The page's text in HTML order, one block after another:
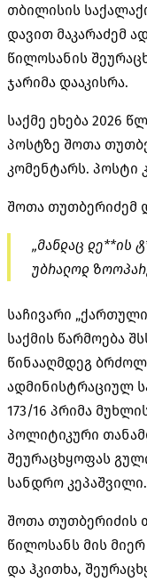
თბილისის
დავით მაკარაძემ
წილოსანის
ჯარიმა დააკისრა.
საქმე ეხება 2026
პოსტზე შოთა
კომენტარს. პოსტი
შოთა თუთბერიძემ
„მანდაც დე**ის
უბრალოდ
საჩივარი
საქმის წარმოება
წინააღმდეგ
ადმინისტრაციულ
173/16 პრიმა
პოლიტიკური
შეურაცხყოფას
სანდრო კეპაშვილი.
შოთა თუთბერიძის
წილოსანს მის
და ჰკითხა,